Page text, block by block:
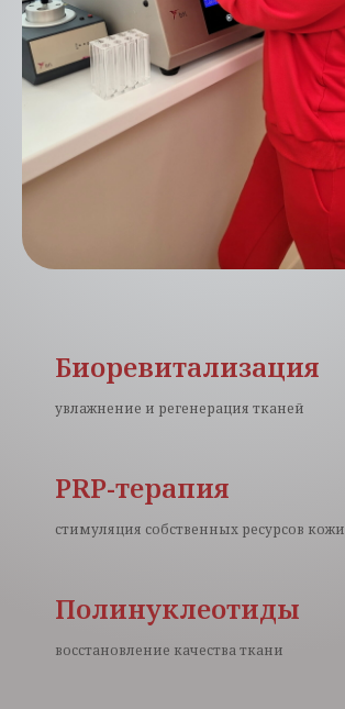
Биоревитализация
увлажнение и регенерация тканей
PRP-терапия
стимуляция собственных ресурсов кожи
Полинуклеотиды
восстановление качества ткани